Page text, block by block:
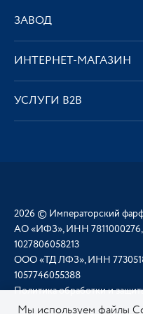
ЗАВОД
ИНТЕРНЕТ-МАГАЗИН
УСЛУГИ В2В
2026 © Императорский
АО «ИФЗ», ИНН
1027806058213
ООО «ТД ЛФЗ», ИНН
1057746055388
Политика обработки и
Мы используем файлы